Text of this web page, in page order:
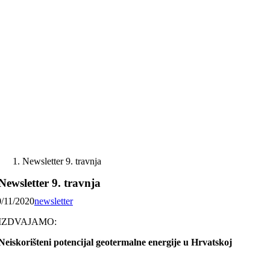
Newsletter 9. travnja
9. travnja
11/2020newsletter
potencijal geotermalne energije u Hrvatskoj